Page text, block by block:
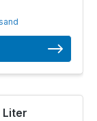
Liter